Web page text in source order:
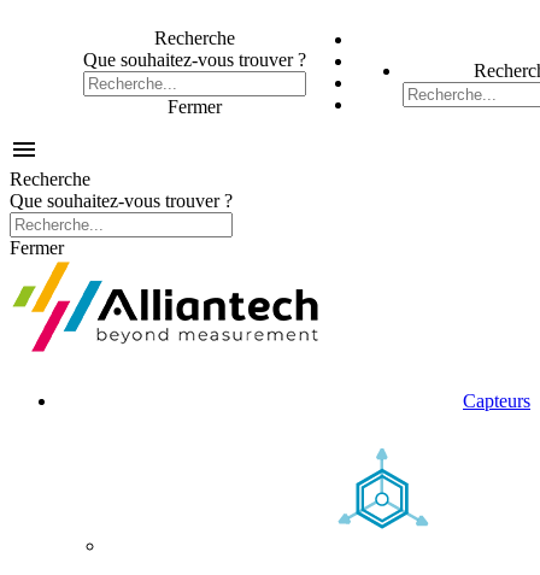
Recherche
Que souhaitez-vous trouver ?
Fermer

Recherche
Que souhaitez-vous trouver ?
Fermer
Capteurs